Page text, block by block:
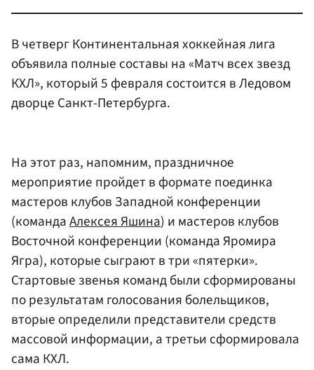
В четверг Континентальная хоккейная лига
объявила полные составы на «Матч всех звезд
КХЛ», который 5 февраля состоится в Ледовом
дворце Санкт-Петербурга.
На этот раз, напомним, праздничное
мероприятие пройдет в формате поединка
мастеров клубов Западной конференции
(командаАлексея Яшина) и мастеров клубов
Восточной конференции (команда Яромира
Ягра), которые сыграют в три «пятерки».
Стартовые звенья команд были сформированы
по результатам голосования болельщиков,
вторые определили представители средств
массовой информации, а третьи сформировала
сама КХЛ.